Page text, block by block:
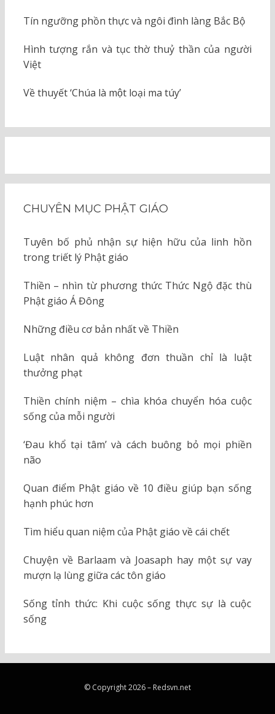
Tín ngưỡng phồn thực và ngôi đình làng Bắc Bộ
Hình tượng rắn và tục thờ thuỷ thần của người
Việt
Về thuyết ‘Chúa là một loại ma túy’
CHUYÊN MỤC PHẬT GIÁO
Tuyên bố phủ nhận sự hiện hữu của linh hồn
trong triết lý Phật giáo
Thiền – nhìn từ phương thức Thức Ngộ đặc thù
Phật giáo Á Đông
Những điều cơ bản nhất về Thiền
Luật nhân quả không đơn thuần chỉ là luật
thưởng phạt
Thiền chính niệm – chìa khóa chuyển hóa cuộc
sống của mỗi người
‘Đau khổ tại tâm’ và cách buông bỏ mọi phiền
não
Quan điểm Phật giáo về 10 điều giúp bạn sống
hạnh phúc hơn
Tìm hiểu quan niệm của Phật giáo về cái chết
Chuyện về Barlaam và Joasaph hay một sự vay
mượn lạ lùng giữa các tôn giáo
Sống tỉnh thức: Khi cuộc sống thực sự là cuộc
sống
© Copyright 2026 – Redsvn.net